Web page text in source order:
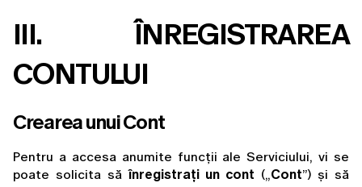
III. ÎNREGISTRAREA
CONTULUI
Crearea unui Cont
Pentru a accesa anumite funcții ale Serviciului, vi se
poate solicita să înregistrați un cont („Cont”) și să